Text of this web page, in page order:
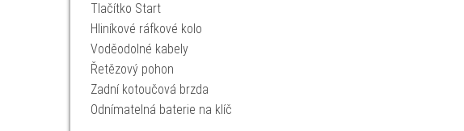
Tlačítko Start
Hliníkové ráfkové kolo
Voděodolné kabely
Řetězový pohon
Zadní kotoučová brzda
Odnímatelná baterie na klíč